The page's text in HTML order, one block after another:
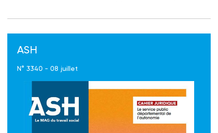
ASH
N° 3340 - 08 juillet